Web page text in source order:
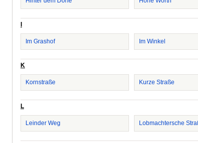
Im Grashof Im Winkel
K
Kornstraße Kurze Straße
L
Leinder Weg Lobmachtersche